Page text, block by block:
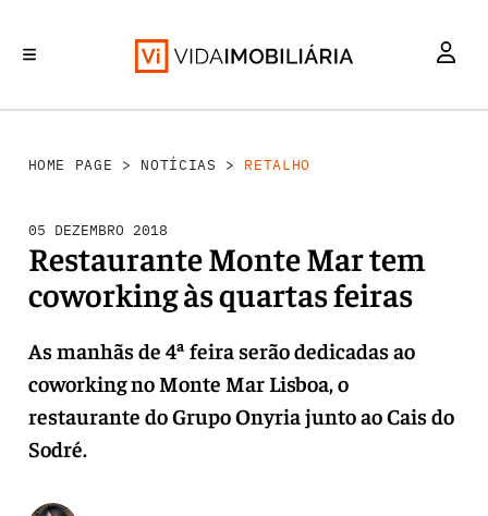
HOME PAGE > NOTÍCIAS > RETALHO
05 DEZEMBRO 2018
Restaurante Monte Mar tem
coworking às quartas feiras
As manhãs de 4ª feira serão dedicadas ao
coworking no Monte Mar Lisboa, o
restaurante do Grupo Onyria junto ao Cais do
Sodré.